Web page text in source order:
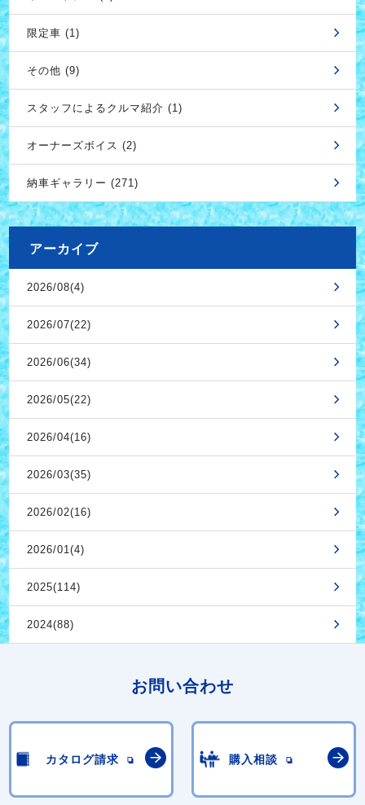
限定車 (1)
その他 (9)
スタッフによるクルマ紹介 (1)
オーナーズボイス (2)
納車ギャラリー (271)
アーカイブ
2026/08(4)
2026/07(22)
2026/06(34)
2026/05(22)
2026/04(16)
2026/03(35)
2026/02(16)
2026/01(4)
2025(114)
2024(88)
お問い合わせ
カタログ請求 購入相談